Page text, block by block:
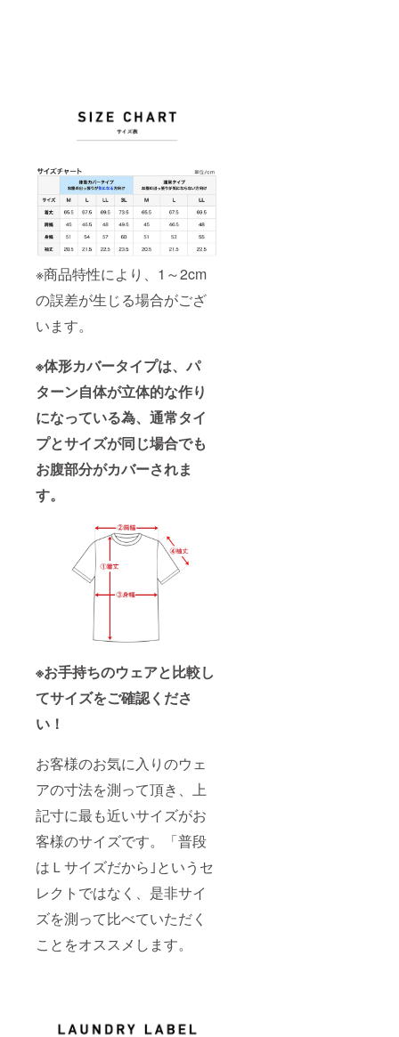
※商品特性により、1～2cm
の誤差が生じる場合がござ
います。
※体形カバータイプは、パ
ターン自体が立体的な作り
になっている為、通常タイ
プとサイズが同じ場合でも
お腹部分がカバーされま
す。
※お手持ちのウェアと比較し
てサイズをご確認くださ
い！
お客様のお気に入りのウェ
アの寸法を測って頂き、上
記寸に最も近いサイズがお
客様のサイズです。「普段
はＬサイズだから｣というセ
レクトではなく、是非サイ
ズを測って比べていただく
ことをオススメします。